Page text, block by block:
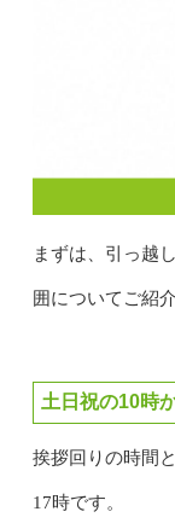
まずは、引っ越
囲についてご紹
土日祝の10時
挨拶回りの時間
17時です。